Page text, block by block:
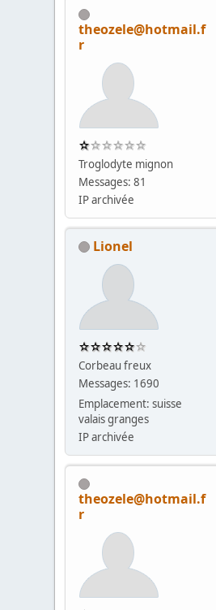
theozele@hotmail.f
r
Troglodyte mignon
Messages: 81
IP archivée
Lionel
Corbeau freux
Messages: 1690
Emplacement: suisse
valais granges
IP archivée
theozele@hotmail.f
r